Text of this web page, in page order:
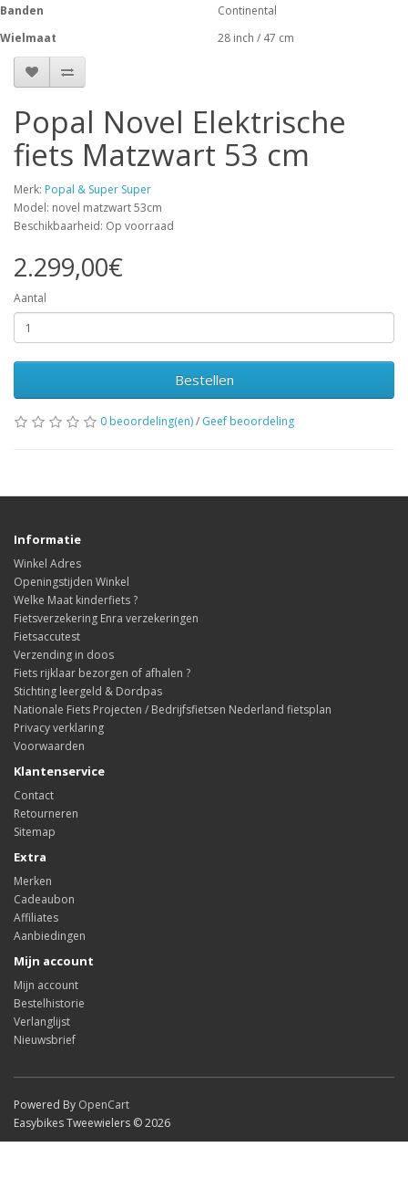
Banden
Continental
Wielmaat
28 inch / 47 cm
Popal Novel Elektrische
fiets Matzwart 53 cm
Merk: Popal & Super Super
Model: novel matzwart 53cm
Beschikbaarheid: Op voorraad
2.299,00€
Aantal
Bestellen
0 beoordeling(en)/ Geef beoordeling
Informatie
Winkel Adres
Openingstijden Winkel
Welke Maat kinderfiets ?
Fietsverzekering Enra verzekeringen
Fietsaccutest
Verzending in doos
Fiets rijklaar bezorgen of afhalen ?
Stichting leergeld & Dordpas
Nationale Fiets Projecten / Bedrijfsfietsen Nederland fietsplan
Privacy verklaring
Voorwaarden
Klantenservice
Contact
Retourneren
Sitemap
Extra
Merken
Cadeaubon
Affiliates
Aanbiedingen
Mijn account
Mijn account
Bestelhistorie
Verlanglijst
Nieuwsbrief
Powered By OpenCart
Easybikes Tweewielers © 2026